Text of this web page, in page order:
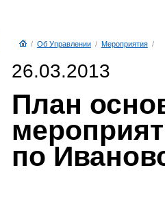
/ Об Управлении/ Мероприятия/
26.03.2013
План
по